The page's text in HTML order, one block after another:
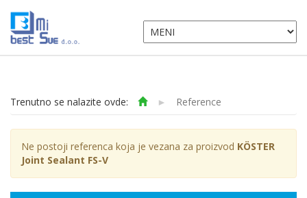
Trenutno se nalazite ovde: ► Reference
Ne postoji referenca koja je vezana za proizvod KÖSTER
Joint Sealant FS-V